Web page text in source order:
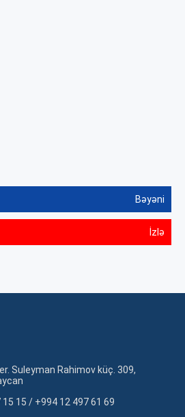
Bəyəni
İzlə
Suleyman Rahimov küç. 309,
15 / +994 12 497 61 69